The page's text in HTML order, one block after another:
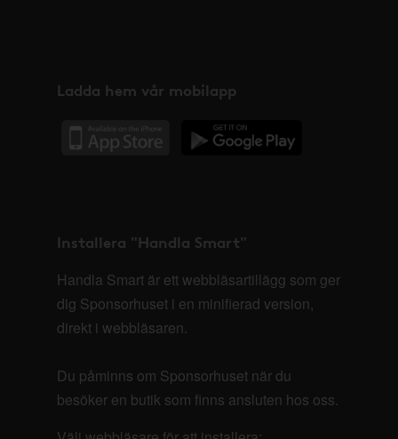
Ladda hem vår mobilapp
Installera "Handla Smart"
Handla Smart är ett webbläsartillägg som ger
dig Sponsorhuset i en minifierad version,
direkt i webbläsaren.
Du påminns om Sponsorhuset när du
besöker en butik som finns ansluten hos oss.